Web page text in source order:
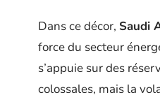
Dans ce décor, Saudi
force du secteur
s’appuie sur des
colossales, mais la